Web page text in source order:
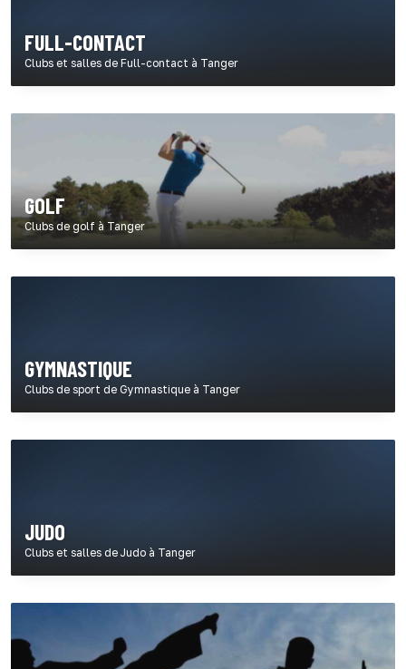
FULL-CONTACT
Clubs et salles de Full-contact à Tanger
GOLF
Clubs de golf à Tanger
GYMNASTIQUE
Clubs de sport de Gymnastique à Tanger
JUDO
Clubs et salles de Judo à Tanger